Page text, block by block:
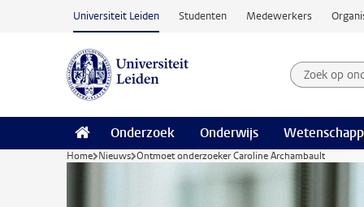
Ga naar hoofdinhoud
Universiteit Leiden Studenten Medewerkers
Zoek op
Zoekterm
Onderzoek Onderwijs
Home Nieuws Ontmoet onderzoeker Caroline Archambault